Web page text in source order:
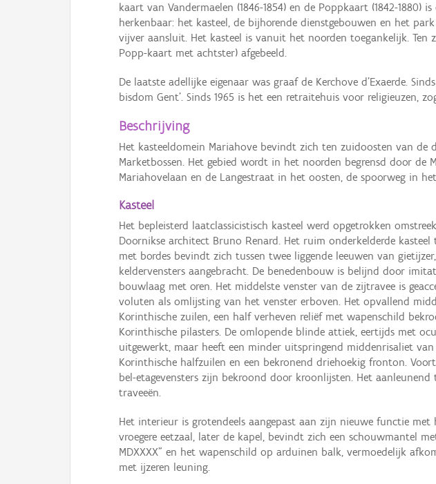
kaart van Vandermaelen (1846-1854) en de Poppkaart (1842-
herkenbaar: het kasteel, de bijhorende dienstgebouwen en het
vijver aansluit. Het kasteel is vanuit het noorden toegankelijk.
Popp-kaart met achtster) afgebeeld.
De laatste adellijke eigenaar was graaf de Kerchove d'Exaerde.
bisdom Gent'. Sinds 1965 is het een retraitehuis voor religieuzen,
Beschrijving
Het kasteeldomein Mariahove bevindt zich ten zuidoosten van
Marketbossen. Het gebied wordt in het noorden begrensd door de
Mariahovelaan en de Langestraat in het oosten, de spoorweg in
Kasteel
Het bepleisterd laatclassicistisch kasteel werd opgetrokken
Doornikse architect Bruno Renard. Het ruim onderkelderde
met bordes bevindt zich tussen twee liggende leeuwen van
keldervensters aangebracht. De benedenbouw is belijnd door
bouwlaag met oren. Het middelste venster van de zijtravee is
voluten als omlijsting van het venster erboven. Het opvallend
Korinthische zuilen, een half verheven reliëf met wapenschild
Korinthische pilasters. De omlopende blinde attiek, eertijds met
uitgewerkt, maar heeft een minder uitspringend middenrisaliet
Korinthische halfzuilen en een bekronend driehoekig fronton.
bel-etagevensters zijn bekroond door kroonlijsten. Het
traveeën.
Het interieur is grotendeels aangepast aan zijn nieuwe functie
vroegere eetzaal, later de kapel, bevindt zich een schouwmantel
MDXXXX" en het wapenschild op arduinen balk, vermoedelijk
met ijzeren leuning.